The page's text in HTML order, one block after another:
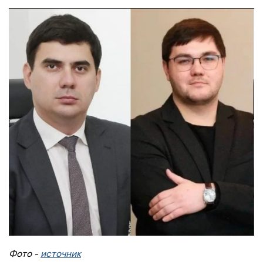
Фото - источник